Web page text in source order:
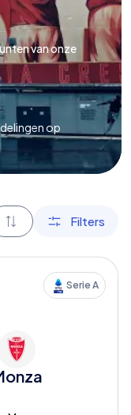
van onze
op
Filters
Serie A